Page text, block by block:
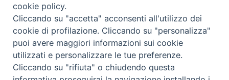
Contatti & Info
cookie policy.
Cliccando su "accetta" acconsenti all'utilizzo dei
cookie di profilazione. Cliccando su "personalizza"
puoi avere maggiori informazioni sui cookie
utilizzati e personalizzare le tue preferenze.
Cliccando su "rifiuta" o chiudendo questa